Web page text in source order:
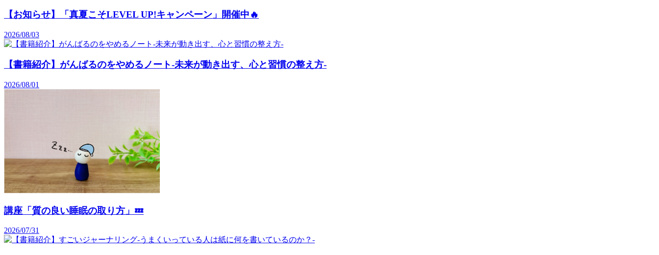
【お知らせ】「真夏こそLEVEL UP!キャンペーン」開催中🔥
2026/08/03
【書籍紹介】がんばるのをやめるノート-未来が動き出す、心と習慣の整え方-
2026/08/01
講座「質の良い睡眠の取り方」💤
2026/07/31